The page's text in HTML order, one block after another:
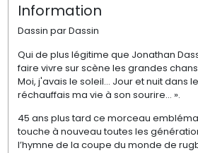
Information
Dassin par Dassin
Qui de plus légitime que Jonathan
faire vivre sur scène les grandes
Moi, j'avais le soleil… Jour et nuit dans
réchauffais ma vie à son sourire… ».
45 ans plus tard ce morceau
touche à nouveau toutes les
l’hymne de la coupe du monde de